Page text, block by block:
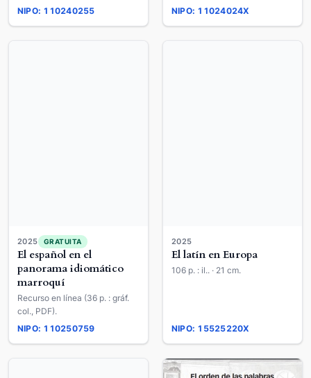
NIPO: 110240255 NIPO: 11024024X
2025 GRATUITA
El español en el
panorama idiomático
marroquí
Recurso en línea (36 p. : gráf.
col., PDF).
NIPO: 110250759
2025
El latín en Europa
106 p. : il.. · 21 cm.
NIPO: 15525220X